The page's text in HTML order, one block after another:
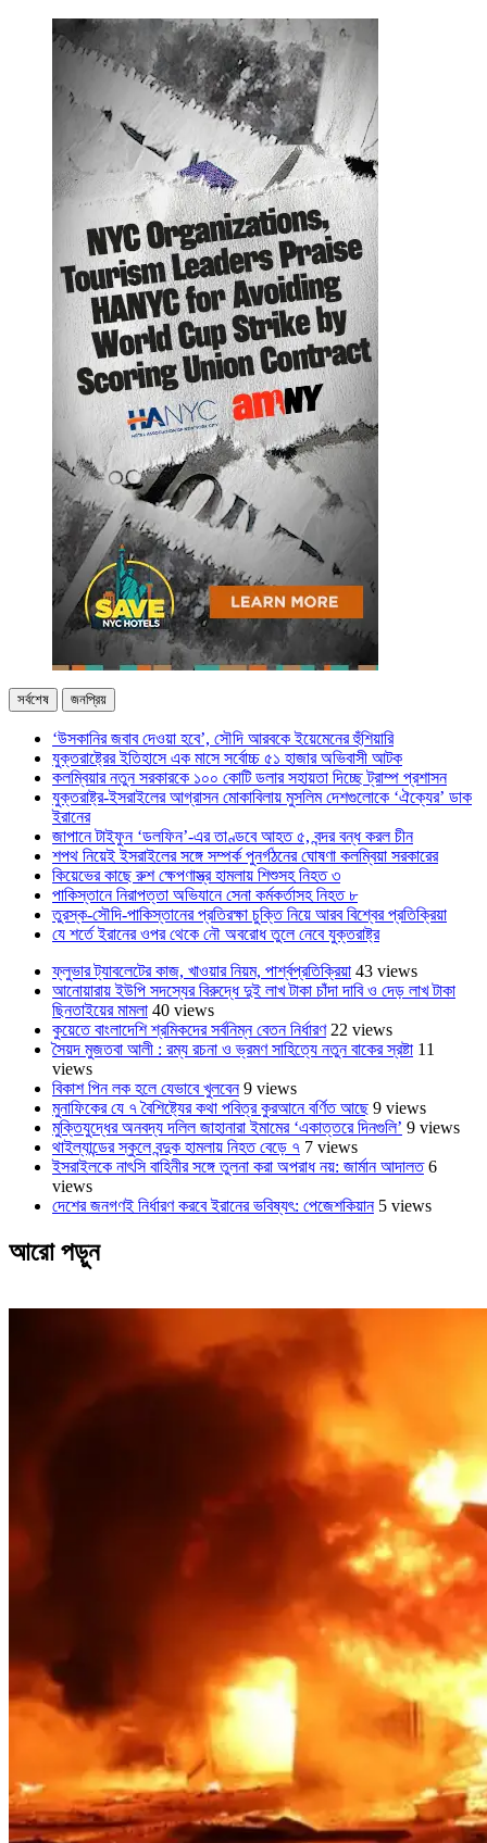
সর্বশেষ জনপ্রিয়
‘উসকানির জবাব দেওয়া হবে’, সৌদি আরবকে ইয়েমেনের হুঁশিয়ারি
যুক্তরাষ্ট্রের ইতিহাসে এক মাসে সর্বোচ্চ ৫১ হাজার অভিবাসী আটক
কলম্বিয়ার নতুন সরকারকে ১০০ কোটি ডলার সহায়তা দিচ্ছে ট্রাম্প প্রশাসন
যুক্তরাষ্ট্র-ইসরাইলের আগ্রাসন মোকাবিলায় মুসলিম দেশগুলোকে ‘ঐক্যের’ ডাক
ইরানের
জাপানে টাইফুন ‘ডলফিন’-এর তাণ্ডবে আহত ৫, বন্দর বন্ধ করল চীন
শপথ নিয়েই ইসরাইলের সঙ্গে সম্পর্ক পুনর্গঠনের ঘোষণা কলম্বিয়া সরকারের
কিয়েভের কাছে রুশ ক্ষেপণাস্ত্র হামলায় শিশুসহ নিহত ৩
পাকিস্তানে নিরাপত্তা অভিযানে সেনা কর্মকর্তাসহ নিহত ৮
তুরস্ক-সৌদি-পাকিস্তানের প্রতিরক্ষা চুক্তি নিয়ে আরব বিশ্বের প্রতিক্রিয়া
যে শর্তে ইরানের ওপর থেকে নৌ অবরোধ তুলে নেবে যুক্তরাষ্ট্র
ফ্লুভার ট্যাবলেটের কাজ, খাওয়ার নিয়ম, পার্শ্বপ্রতিক্রিয়া 43 views
আনোয়ারায় ইউপি সদস্যের বিরুদ্ধে দুই লাখ টাকা চাঁদা দাবি ও দেড় লাখ টাকা
ছিনতাইয়ের মামলা 40 views
কুয়েতে বাংলাদেশি শ্রমিকদের সর্বনিম্ন বেতন নির্ধারণ 22 views
সৈয়দ মুজতবা আলী : রম্য রচনা ও ভ্রমণ সাহিত্যে নতুন বাকের স্রষ্টা 11
views
বিকাশ পিন লক হলে যেভাবে খুলবেন 9 views
মুনাফিকের যে ৭ বৈশিষ্ট্যের কথা পবিত্র কুরআনে বর্ণিত আছে 9 views
মুক্তিযুদ্ধের অনবদ্য দলিল জাহানারা ইমামের ‘একাত্তরে দিনগুলি’ 9 views
থাইল্যান্ডের স্কুলে বন্দুক হামলায় নিহত বেড়ে ৭ 7 views
ইসরাইলকে নাৎসি বাহিনীর সঙ্গে তুলনা করা অপরাধ নয়: জার্মান আদালত 6
views
দেশের জনগণই নির্ধারণ করবে ইরানের ভবিষ্যৎ: পেজেশকিয়ান 5 views
আরো পড়ুন